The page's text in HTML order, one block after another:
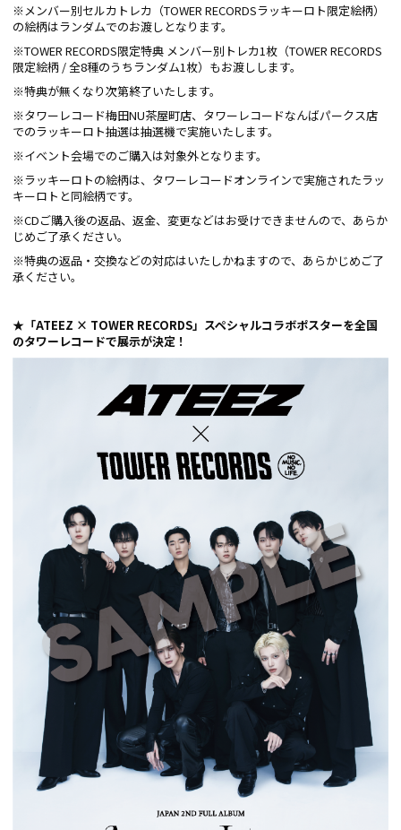
※メンバー別セルカトレカ（TOWER RECORDSラッキーロト限定絵柄）
の絵柄はランダムでのお渡しとなります。
※TOWER RECORDS限定特典 メンバー別トレカ1枚（TOWER RECORDS
限定絵柄 / 全8種のうちランダム1枚）もお渡しします。
※特典が無くなり次第終了いたします。
※タワーレコード梅田NU茶屋町店、タワーレコードなんばパークス店
でのラッキーロト抽選は抽選機で実施いたします。
※イベント会場でのご購入は対象外となります。
※ラッキーロトの絵柄は、タワーレコードオンラインで実施されたラッ
キーロトと同絵柄です。
※CDご購入後の返品、返金、変更などはお受けできませんので、あらか
じめご了承ください。
※特典の返品・交換などの対応はいたしかねますので、あらかじめご了
承ください。
★「ATEEZ × TOWER RECORDS」スペシャルコラボポスターを全国
のタワーレコードで展示が決定！